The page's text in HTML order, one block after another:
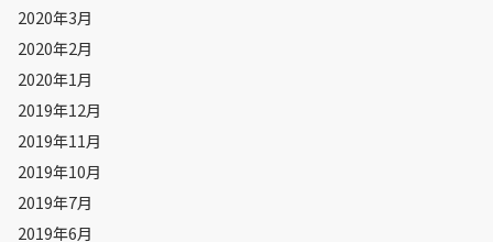
2020年3月
2020年2月
2020年1月
2019年12月
2019年11月
2019年10月
2019年7月
2019年6月